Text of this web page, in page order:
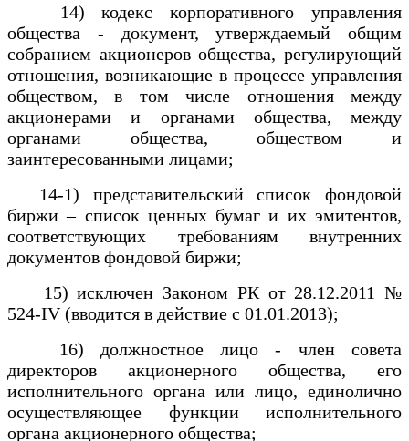
14) кодекс корпоративного управления
общества - документ, утверждаемый общим
собранием акционеров общества, регулирующий
отношения, возникающие в процессе управления
обществом, в том числе отношения между
акционерами и органами общества, между
органами общества, обществом и
заинтересованными лицами;
14-1) представительский список фондовой
биржи – список ценных бумаг и их эмитентов,
соответствующих требованиям внутренних
документов фондовой биржи;
15) исключен Законом РК от 28.12.2011 №
524-IV (вводится в действие с 01.01.2013);
16) должностное лицо - член совета
директоров акционерного общества, его
исполнительного органа или лицо, единолично
осуществляющее функции исполнительного
органа акционерного общества;